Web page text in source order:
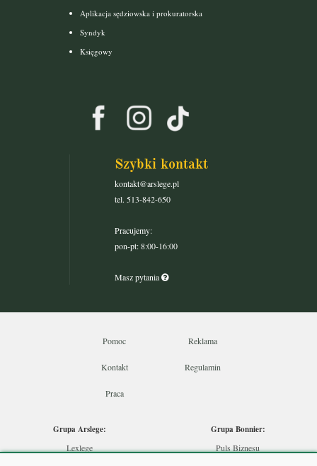
Aplikacja sędziowska i prokuratorska
Syndyk
Księgowy
Szybki kontakt
kontakt@arslege.pl
tel. 513-842-650
Pracujemy:
pon-pt: 8:00-16:00
Masz pytania
Pomoc Reklama
Kontakt Regulamin
Praca
Grupa Arslege:
Lexlege
Grupa Bonnier:
Puls Biznesu